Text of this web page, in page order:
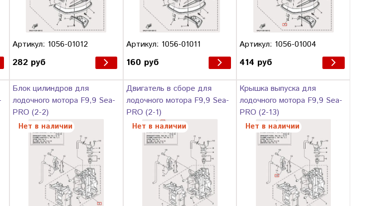
Артикул: 1056-01012
282 руб
Артикул: 1056-01011
160 руб
Артикул: 1056-01004
414 руб
Блок цилиндров для
лодочного мотора F9,9 Sea-
PRO (2-2)
Нет в наличии
Двигатель в сборе для
лодочного мотора F9,9 Sea-
PRO (2-1)
Нет в наличии
Крышка выпуска для
лодочного мотора F9,9 Sea-
PRO (2-13)
Нет в наличии